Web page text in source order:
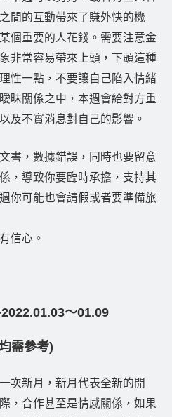
間的互動帶來了賺外快的機
個重要的人花錢。需要注意金
非常容易帶來上頭，下頭這種
性一點，不要讓自己陷入情緒
昧關係之中，本週會給對方重
及不實消息對自己的影響。
書，數據錯誤，同時也要留意
，導致你要臨時承擔，支持其
你可能也會請假或者要準備旅
信心。
〜01.09
需參考)
次新月，新月代表全新的開
，合作甚至是情感關係，如果